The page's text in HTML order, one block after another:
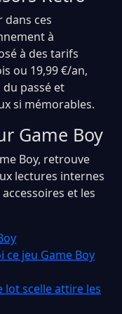
ces
à
à des tarifs
ou 19,99 €/an,
passé et
si mémorables.
Game Boy
Boy, retrouve
lectures internes
et les
ce jeu Game Boy
lot scelle attire les